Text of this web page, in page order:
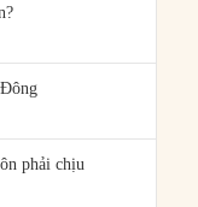
phải chịu